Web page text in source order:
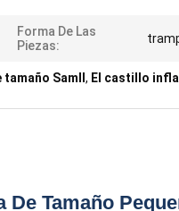
Forma De Las
Piezas:
Samll , El castillo
Tamaño